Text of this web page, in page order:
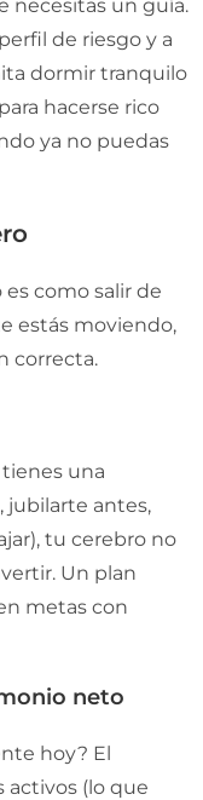
necesitas un guía.
de riesgo y a
dormir tranquilo
hacerse rico
ya no puedas
como salir de
estás moviendo,
correcta.
tienes una
jubilarte antes,
tu cerebro no
Un plan
metas con
neto
hoy? El
activos (lo que